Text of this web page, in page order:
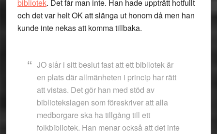
bibliotek. Det får man inte. Han hade uppträtt hotfullt
och det var helt OK att slänga ut honom då men han
kunde inte nekas att komma tillbaka.
JO slår i sitt beslut fast att ett bibliotek är
en plats där allmänheten i princip har rätt
att vistas. Det gör han med stöd av
bibliotekslagen som föreskriver att alla
medborgare ska ha tillgång till ett
folkbibliotek. Han menar också att det inte